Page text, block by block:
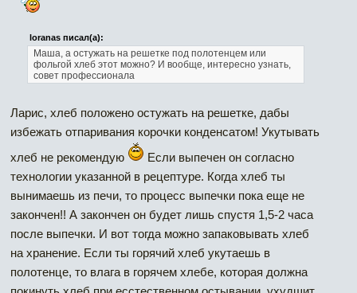
loranas писал(а):
Маша, а остужать на решетке под полотенцем или
фольгой хлеб этот можно? И вообще, интересно узнать,
совет профессионала
Ларис, хлеб положено остужать на решетке, дабы
избежать отпаривания корочки конденсатом! Укутывать
хлеб не рекомендую
Если выпечен он согласно
технологии указанной в рецептуре. Когда хлеб ты
вынимаешь из печи, то процесс выпечки пока еще не
закончен!! А закончен он будет лишь спустя 1,5-2 часа
после выпечки. И вот тогда можно запаковывать хлеб
на хранение. Если ты горячий хлеб укутаешь в
полотенце, то влага в горячем хлебе, которая должна